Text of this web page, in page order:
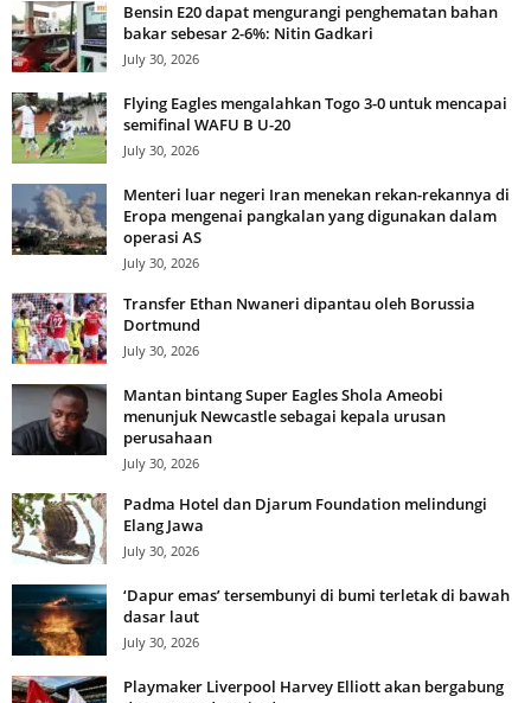
Bensin E20 dapat mengurangi penghematan bahan
bakar sebesar 2-6%: Nitin Gadkari
July 30, 2026
Flying Eagles mengalahkan Togo 3-0 untuk mencapai
semifinal WAFU B U-20
July 30, 2026
Menteri luar negeri Iran menekan rekan-rekannya di
Eropa mengenai pangkalan yang digunakan dalam
operasi AS
July 30, 2026
Transfer Ethan Nwaneri dipantau oleh Borussia
Dortmund
July 30, 2026
Mantan bintang Super Eagles Shola Ameobi
menunjuk Newcastle sebagai kepala urusan
perusahaan
July 30, 2026
Padma Hotel dan Djarum Foundation melindungi
Elang Jawa
July 30, 2026
‘Dapur emas’ tersembunyi di bumi terletak di bawah
dasar laut
July 30, 2026
Playmaker Liverpool Harvey Elliott akan bergabung